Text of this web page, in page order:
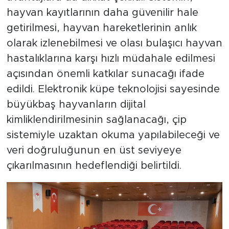
hayvan kayıtlarının daha güvenilir hale
getirilmesi, hayvan hareketlerinin anlık
olarak izlenebilmesi ve olası bulaşıcı hayvan
hastalıklarına karşı hızlı müdahale edilmesi
açısından önemli katkılar sunacağı ifade
edildi. Elektronik küpe teknolojisi sayesinde
büyükbaş hayvanların dijital
kimliklendirilmesinin sağlanacağı, çip
sistemiyle uzaktan okuma yapılabileceği ve
veri doğruluğunun en üst seviyeye
çıkarılmasının hedeflendiği belirtildi.